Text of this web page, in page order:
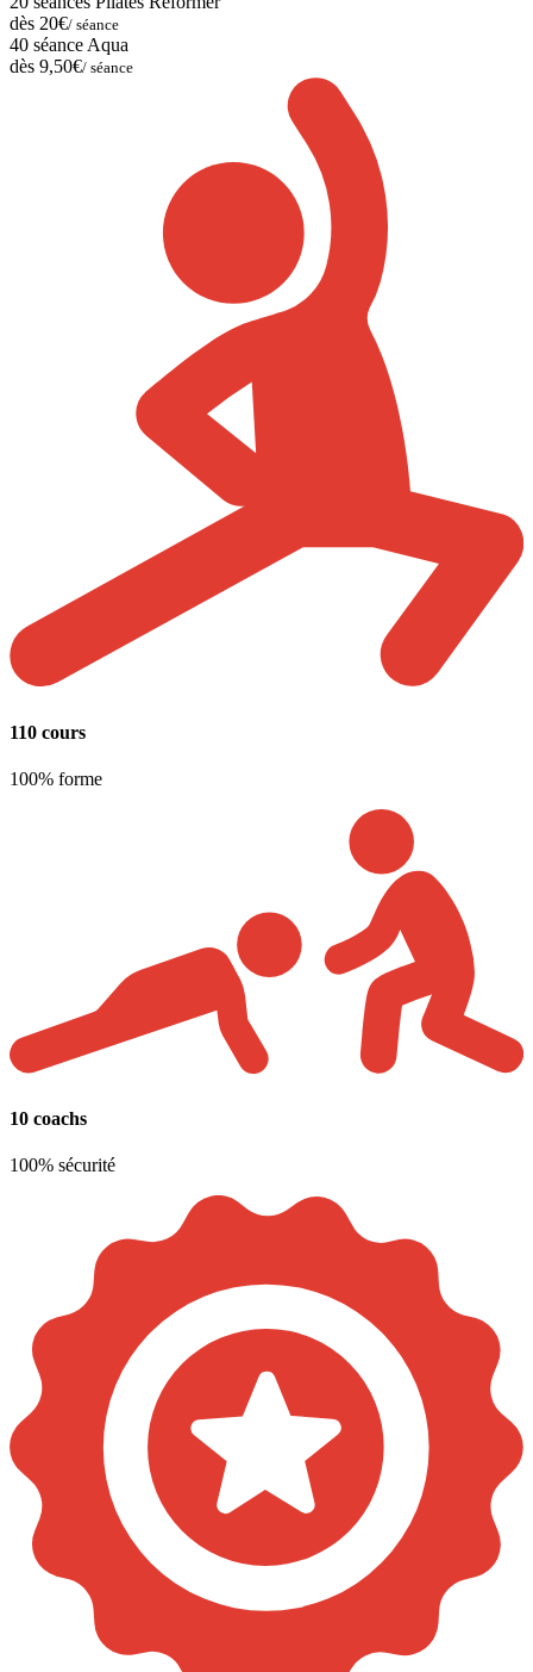
dès 20€/ séance
40 séance Aqua
dès 9,50€/ séance
110 cours
100% forme
10 coachs
100% sécurité